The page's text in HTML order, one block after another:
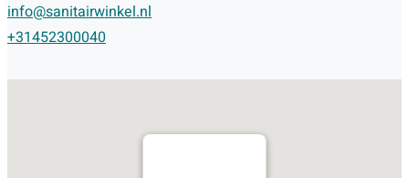
info@sanitairwinkel.nl
+31452300040